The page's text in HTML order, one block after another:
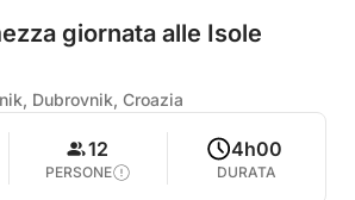
giornata alle Isole
Dubrovnik, Croazia
12
PERSONE
4h00
DURATA